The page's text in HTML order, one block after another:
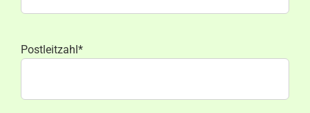
Postleitzahl*